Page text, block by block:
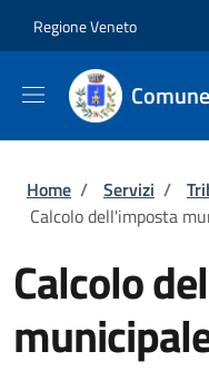
Regione Veneto
Briciole di
Home / Servizi /
Calcolo dell'imposta
Calcolo